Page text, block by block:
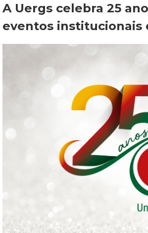
A Uergs celebra 25
eventos institucionais